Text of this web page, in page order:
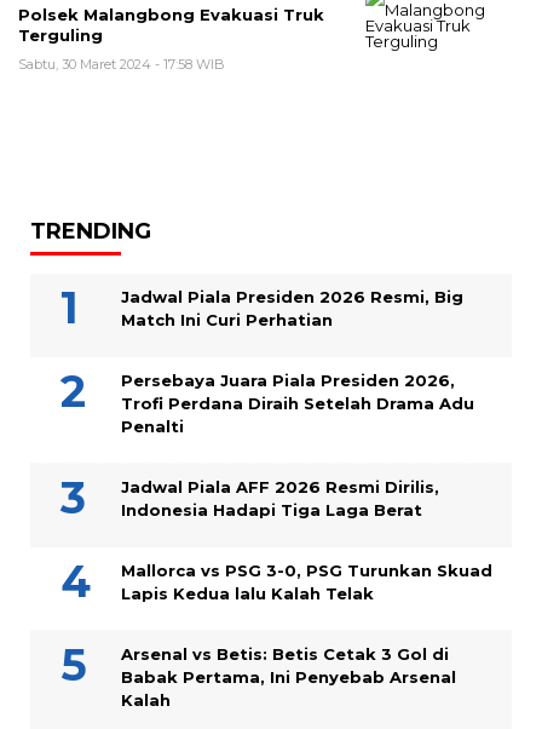
Polsek Malangbong Evakuasi Truk
Terguling
Sabtu, 30 Maret 2024 - 17:58 WIB
TRENDING
Jadwal Piala Presiden 2026 Resmi, Big
Match Ini Curi Perhatian
Persebaya Juara Piala Presiden 2026,
Trofi Perdana Diraih Setelah Drama Adu
Penalti
Jadwal Piala AFF 2026 Resmi Dirilis,
Indonesia Hadapi Tiga Laga Berat
Mallorca vs PSG 3-0, PSG Turunkan Skuad
Lapis Kedua lalu Kalah Telak
Arsenal vs Betis: Betis Cetak 3 Gol di
Babak Pertama, Ini Penyebab Arsenal
Kalah